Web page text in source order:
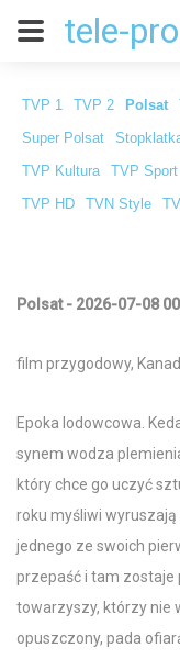
tele-
TVP 1 TVP 2 Polsat
Super Polsat
TVP Kultura TVP Sport
TVP HD TVN Style
Polsat - 2026-07-08
film przygodowy,
Epoka lodowcowa.
synem wodza
który chce go uczyć
roku myśliwi wyruszają
jednego ze swoich
przepaść i tam
towarzyszy, którzy nie
opuszczony, pada